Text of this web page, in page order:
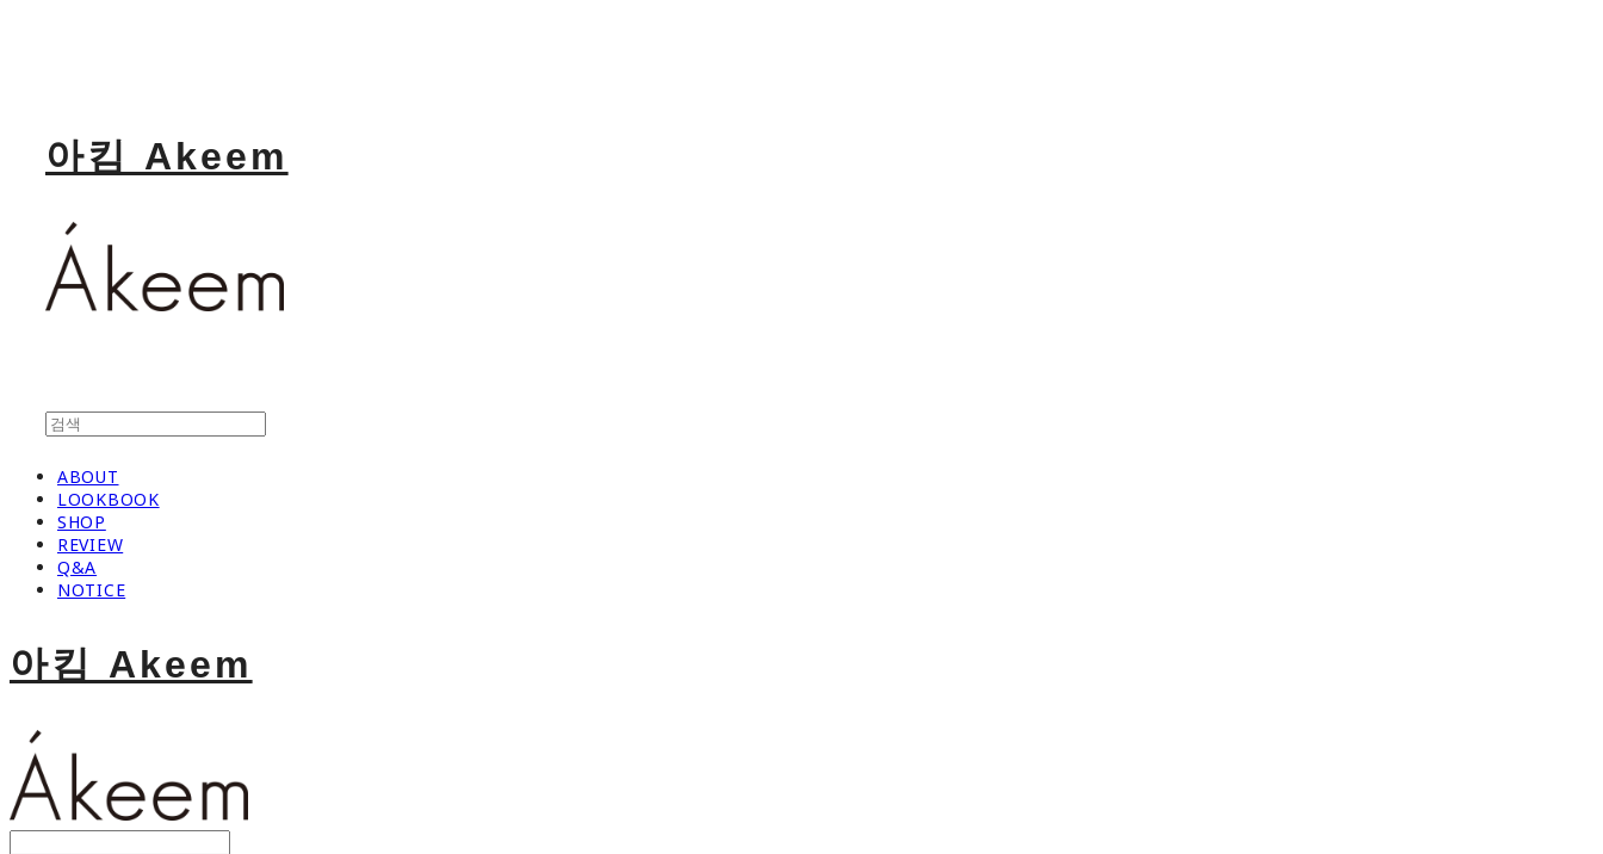
아킴 Akeem
ABOUT
LOOKBOOK
SHOP
REVIEW
Q&A
NOTICE
아킴 Akeem